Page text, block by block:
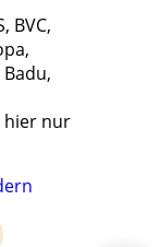
BVC,
Badu,
hier nur